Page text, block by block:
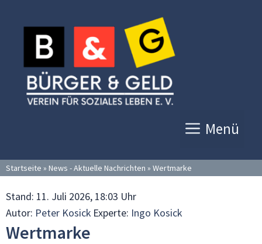
Inhalt
springen
Menü
Startseite » News - Aktuelle Nachrichten » Wertmarke
Stand: 11. Juli 2026, 18:03 Uhr
Autor: Peter Kosick Experte: Ingo Kosick
Wertmarke